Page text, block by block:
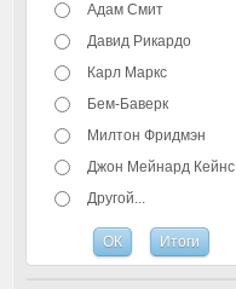
Адам Смит
Давид Рикардо
Карл Маркс
Бем-Баверк
Милтон Фридмэн
Джон Мейнард Кейнс
Другой...